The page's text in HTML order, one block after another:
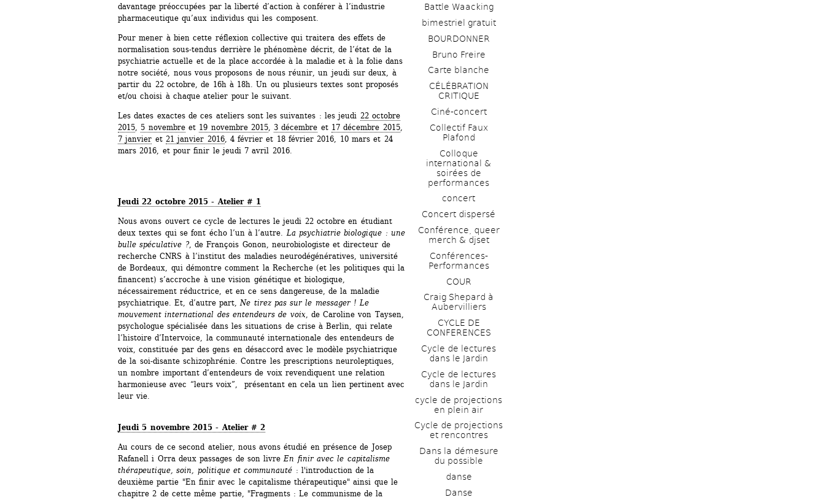
davantage préoccupées par la liberté d’action à conférer à l’industrie
pharmaceutique qu’aux individus qui les composent.
Pour mener à bien cette réflexion collective qui traitera des effets de
normalisation sous-tendus derrière le phénomène décrit, de l’état de la
psychiatrie actuelle et de la place accordée à la maladie et à la folie dans
notre société, nous vous proposons de nous réunir, un jeudi sur deux, à
partir du 22 octobre, de 16h à 18h. Un ou plusieurs textes sont proposés
et/ou choisi à chaque atelier pour le suivant.
Les dates exactes de ces ateliers sont les suivantes : les jeudi 22 octobre
2015, 5 novembreet 19 novembre 2015, 3 décembre et 17 décembre 2015,
7 janvier et 21 janvier 2016, 4 février et 18 février 2016, 10 mars et 24
mars 2016, et pour finir le jeudi 7 avril 2016.
Jeudi 22 octobre 2015 - Atelier # 1
Nous avons ouvert ce cycle de lectures le jeudi 22 octobre en étudiant
deux textes qui se font écho l’un à l’autre. La psychiatrie biologique : une
bulle spéculative ?, de François Gonon, neurobiologiste et directeur de
recherche CNRS à l’institut des maladies neurodégénératives, université
de Bordeaux, qui démontre comment la Recherche (et les politiques qui la
financent) s’accroche à une vision génétique et biologique,
nécessairement réductrice, et en ce sens dangereuse, de la maladie
psychiatrique. Et, d’autre part, Ne tirez pas sur le messager ! Le
mouvement international des entendeurs de voix, de Caroline von Taysen,
psychologue spécialisée dans les situations de crise à Berlin, qui relate
l’histoire d’Intervoice, la communauté internationale des entendeurs de
voix, constituée par des gens en désaccord avec le modèle psychiatrique
de la soi-disante schizophrénie. Contre les prescriptions neuroleptiques,
un nombre important d’entendeurs de voix revendiquent une relation
harmonieuse avec “leurs voix”, présentant en cela un lien pertinent avec
leur vie.
Jeudi 5 novembre 2015 - Atelier # 2
Au cours de ce second atelier, nous avons étudié en présence de Josep
Rafanell i Orra deux passages de son livre En finir avec le capitalisme
thérapeutique, soin, politique et communauté : l'introduction de la
deuxième partie "En finir avec le capitalisme thérapeutique" ainsi que le
chapitre 2 de cette même partie, "Fragments : Le communisme de la
Battle Waacking
bimestriel gratuit
BOURDONNER
Bruno Freire
Carte blanche
CÉLÉBRATION
CRITIQUE
Ciné-concert
Collectif Faux
Plafond
Colloque
international &
soirées de
performances
concert
Concert dispersé
Conférence, queer
merch & djset
Conférences-
Performances
COUR
Craig Shepard à
Aubervilliers
CYCLE DE
CONFERENCES
Cycle de lectures
dans le Jardin
Cycle de lectures
dans le Jardin
cycle de projections
en plein air
Cycle de projections
et rencontres
Dans la démesure
du possible
danse
Danse